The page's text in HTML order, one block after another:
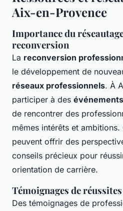
Aix-en-Provence
Importance du
reconversion
La reconversion
le développement de
réseaux professionnels. À
participer à des
de rencontrer des
mêmes intérêts et
peuvent offrir des
conseils précieux pour
orientation de carrière.
Témoignages de
Des témoignages de